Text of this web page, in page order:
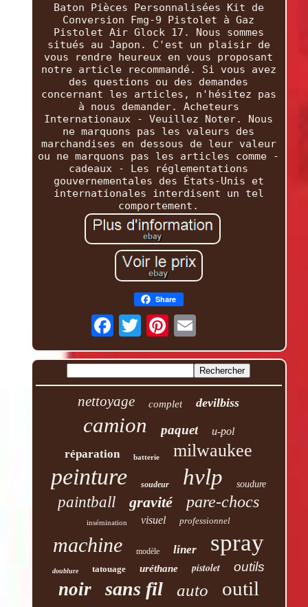
Baton Pièces Personnalisées Kit de
Conversion Fmg-9 Pistolet à Gaz
Pistolet Air Glock 17. Nous sommes
situés au Japon. C'est un plaisir de
vous rendre heureux en vous proposant
notre article recommandé. Si vous avez
des questions ou des demandes
concernant les articles, n'hésitez pas
à nous demander. Acheteurs
Internationaux - Veuillez Noter. Nous
ne marquons pas les valeurs des
marchandises en dessous de leur valeur
ou ne marquons pas les articles comme -
cadeaux - Les réglementations
gouvernementales des États-Unis et
internationales interdisent un tel
comportement.
Share
nettoyage complet devilbiss
camion paquet u-pol
réparation batterie milwaukee
peinture soudeur hvlp soudure
paintball gravité pare-chocs
insémination visuel professionnel
machine modèle liner spray
doublure tatouage uréthane pistolet outils
noir sans fil auto outil